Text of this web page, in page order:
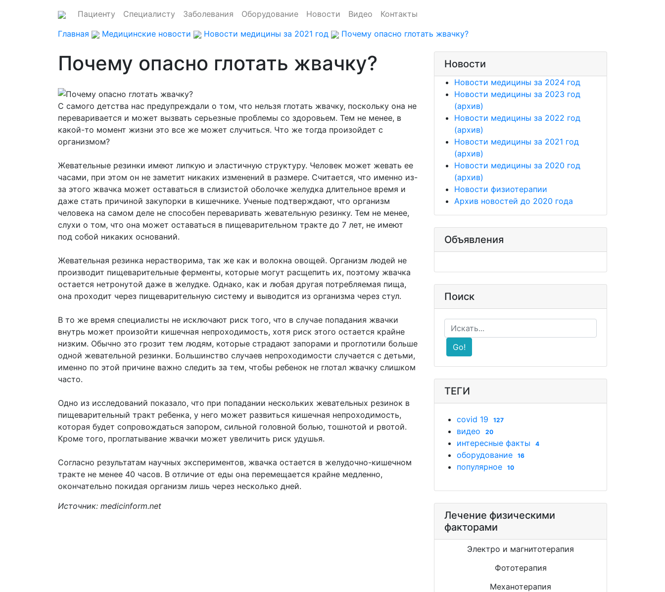
Пациенту Специалисту Заболевания Оборудование Новости Видео
Контакты
Главная
Медицинские новости Новости медицины за 2021 год Почему опасно глотать жвачку?
Почему опасно глотать жвачку?
С самого детства нас предупреждали о том, что нельзя глотать жвачку, поскольку она не
переваривается и может вызвать серьезные проблемы со здоровьем. Тем не менее, в
какой-то момент жизни это все же может случиться. Что же тогда произойдет с
организмом?
Жевательные резинки имеют липкую и эластичную структуру. Человек может жевать ее
часами, при этом он не заметит никаких изменений в размере. Считается, что именно из-
за этого жвачка может оставаться в слизистой оболочке желудка длительное время и
даже стать причиной закупорки в кишечнике. Ученые подтверждают, что организм
человека на самом деле не способен переваривать жевательную резинку. Тем не менее,
слухи о том, что она может оставаться в пищеварительном тракте до 7 лет, не имеют
под собой никаких оснований.
Жевательная резинка нерастворима, так же как и волокна овощей. Организм людей не
производит пищеварительные ферменты, которые могут расщепить их, поэтому жвачка
остается нетронутой даже в желудке. Однако, как и любая другая потребляемая пища,
она проходит через пищеварительную систему и выводится из организма через стул.
В то же время специалисты не исключают риск того, что в случае попадания жвачки
внутрь может произойти кишечная непроходимость, хотя риск этого остается крайне
низким. Обычно это грозит тем людям, которые страдают запорами и проглотили больше
одной жевательной резинки. Большинство случаев непроходимости случается с детьми,
именно по этой причине важно следить за тем, чтобы ребенок не глотал жвачку слишком
часто.
Одно из исследований показало, что при попадании нескольких жевательных резинок в
пищеварительный тракт ребенка, у него может развиться кишечная непроходимость,
которая будет сопровождаться запором, сильной головной болью, тошнотой и рвотой.
Кроме того, проглатывание жвачки может увеличить риск удушья.
Согласно результатам научных экспериментов, жвачка остается в желудочно-кишечном
тракте не менее 40 часов. В отличие от еды она перемещается крайне медленно,
окончательно покидая организм лишь через несколько дней.
Источник: medicinform.net
Новости
Новости медицины за 2024 год
Новости медицины за 2023 год
(архив)
Новости медицины за 2022 год
(архив)
Новости медицины за 2021 год
(архив)
Новости медицины за 2020 год
(архив)
Новости физиотерапии
Архив новостей до 2020 года
Объявления
Поиск
Go!
ТЕГИ
covid 19 127
видео 20
интересные факты 4
оборудование 16
популярное 10
Лечение физическими
факторами
Электро и магнитотерапия
Фототерапия
Механотерапия